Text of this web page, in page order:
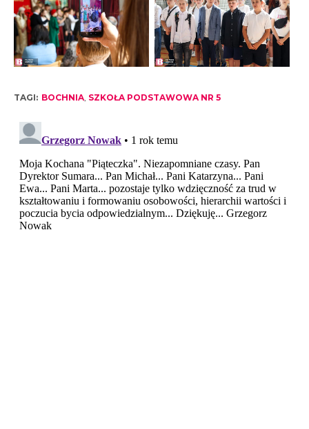
TAGI: BOCHNIA, SZKOŁA PODSTAWOWA NR 5